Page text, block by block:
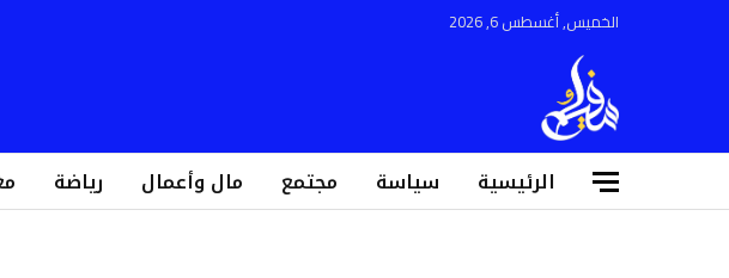
الخميس, أغسطس 6, 2026
الرئيسية سياسة مجتمع مال وأعمال رياضة